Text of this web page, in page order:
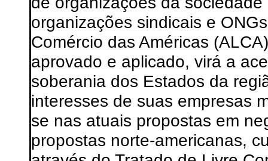
organizações sindicais e
Comércio das Américas
aprovado e aplicado, virá a
soberania dos Estados da
interesses de suas empresas
se nas atuais propostas em
propostas norte-americanas,